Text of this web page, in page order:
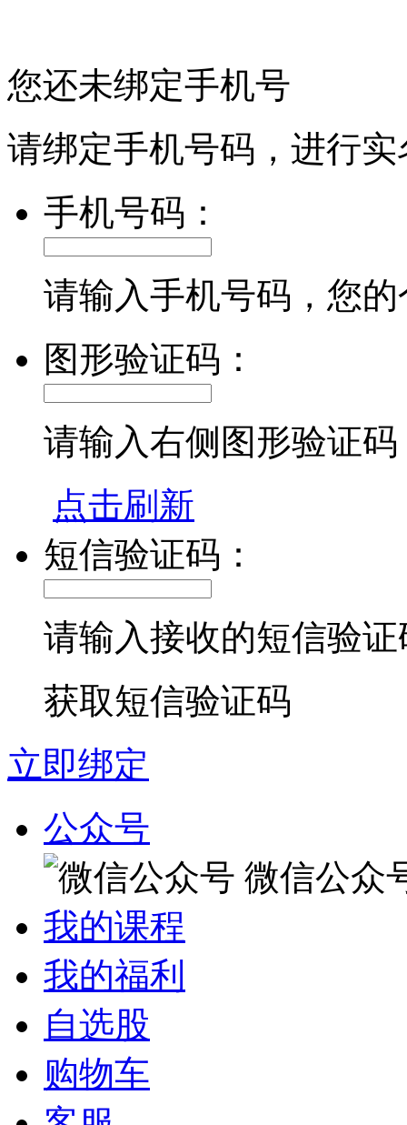
您还未绑定手机号
请绑定手机号码，进行
手机号码：
请输入手机号码，您
图形验证码：
请输入右侧图形验证码
点击刷新
短信验证码：
请输入接收的短信验证
获取短信验证码
立即绑定
公众号
微信公众
我的课程
我的福利
自选股
购物车